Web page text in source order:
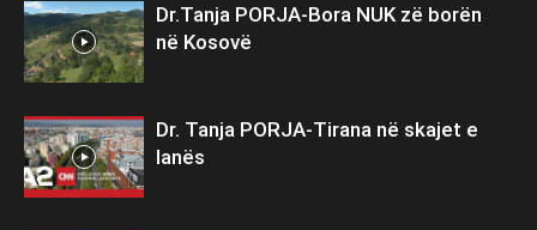
Dr.Tanja PORJA-Bora NUK zë borën
në Kosovë
Dr. Tanja PORJA-Tirana në skajet e
lanës